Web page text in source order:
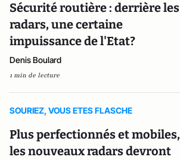
Sécurité routière : derrière les
radars, une certaine
impuissance de l'Etat?
Denis Boulard
1 min de lecture
SOURIEZ, VOUS ETES FLASCHE
Plus perfectionnés et mobiles,
les nouveaux radars devront